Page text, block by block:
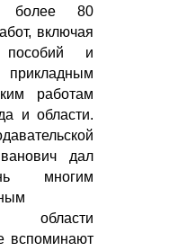
более 80
включая
пособий и
работам
и области.
дал
многим
области
вспоминают